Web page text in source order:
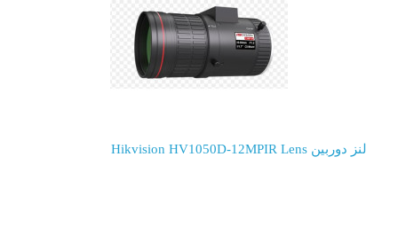
لنز دوربین Hikvision HV1050D-12MPIR Lens